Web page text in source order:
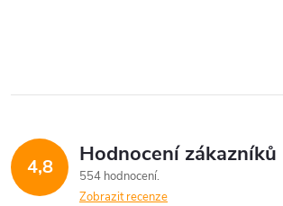
4,8 Hodnocení zákazníků
554 hodnocení
Zobrazit recenze